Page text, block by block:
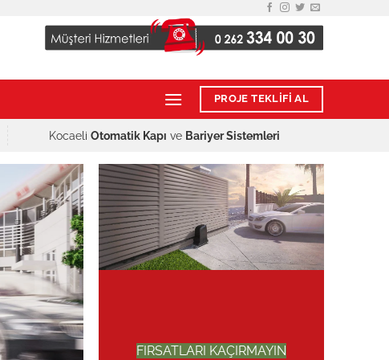
PROJE TEKLİFİ AL
Kocaeli Otomatik Kapı ve Bariyer Sistemleri
FIRSATLARI KAÇIRMAYIN